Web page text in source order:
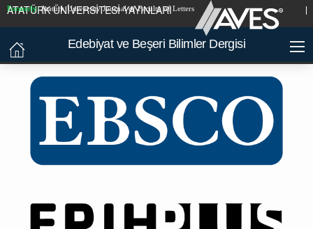
Formerly:Atatürk University Journal of Faculty of Letters
ATATÜRK ÜNİVERSİTESİ YAYINLARI
Edebiyat ve Beşeri Bilimler Dergisi